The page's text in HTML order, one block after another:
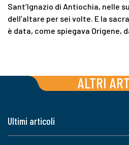
Sant’Ignazio di Antiochia, nelle
dell’altare per sei volte. E la
è data, come spiegava Origene,
ALTRI
Ultimi articoli